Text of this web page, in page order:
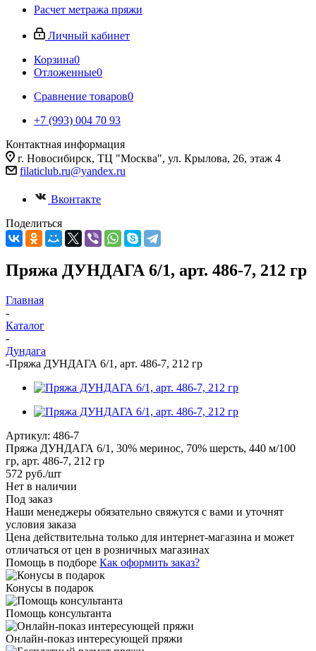
Расчет метража пряжи
Личный кабинет
Корзина0
Отложенные0
Сравнение товаров0
+7 (993) 004 70 93
Контактная информация
г. Новосибирск, ТЦ "Москва", ул. Крылова, 26, этаж 4
filaticlub.ru@yandex.ru
Вконтакте
Поделиться
Пряжа ДУНДАГА 6/1, арт. 486-7, 212 гр
Главная
-
Каталог
-
Дундага
-Пряжа ДУНДАГА 6/1, арт. 486-7, 212 гр
Артикул: 486-7
Пряжа ДУНДАГА 6/1, 30% меринос, 70% шерсть, 440 м/100
гр, арт. 486-7, 212 гр
572 руб./шт
Нет в наличии
Под заказ
Наши менеджеры обязательно свяжутся с вами и уточнят
условия заказа
Цена действительна только для интернет-магазина и может
отличаться от цен в розничных магазинах
Помощь в подборе Как оформить заказ?
Конусы в подарок
Помощь консультанта
Онлайн-показ интересующей пряжи